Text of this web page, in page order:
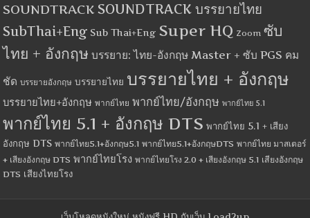
SOUNDTRACK SOUNDTRACK บรรยายไทย
SubThai+Eng Sub Thai+Eng Super HQ Zoom ซับ
ไทย + อังกฤษ บรรยาย: ไทย-อังกฤษ Master + ซับ PGS คม
ชัด บรรยายอังกฤษ บรรยายไทย บรรยายไทย + อังกฤษ
บรรยายไทย+อังกฤษ พากย์ไทย พากย์ไทย/อังกฤษ พากย์ไทย 5.1
พากย์ไทย 5.1 + อังกฤษ DTS พากย์ไทย 5.1 + เสียง
อังกฤษ DTS พากย์ไทย5.1+อังกฤษ5.1 พากย์ไทย5.1+อังกฤษDTS พากย์ไทย มาสเตอร์
+ เสียงอังกฤษ DTS พากย์ไทยโรง พากย์ไทยโรง 2.0 + เสียงอังกฤษ 5.1 เสียงอังกฤษ
DTS เสียงไทยโรง